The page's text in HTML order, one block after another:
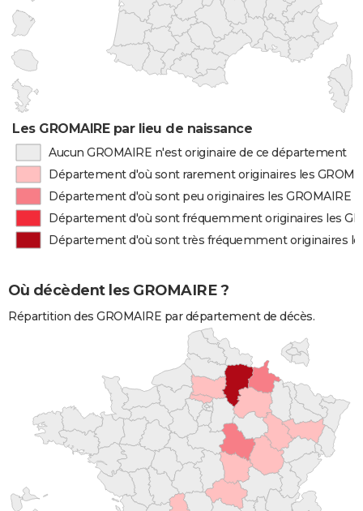
Les GROMAIRE par lieu de naissance
Aucun GROMAIRE n'est originaire de ce département
Département d'où sont rarement originaires les
Département d'où sont peu originaires les GROMAIRE
Département d'où sont fréquemment originaires les
Département d'où sont très fréquemment originaires
Où décèdent les GROMAIRE ?
Répartition des GROMAIRE par département de décès.